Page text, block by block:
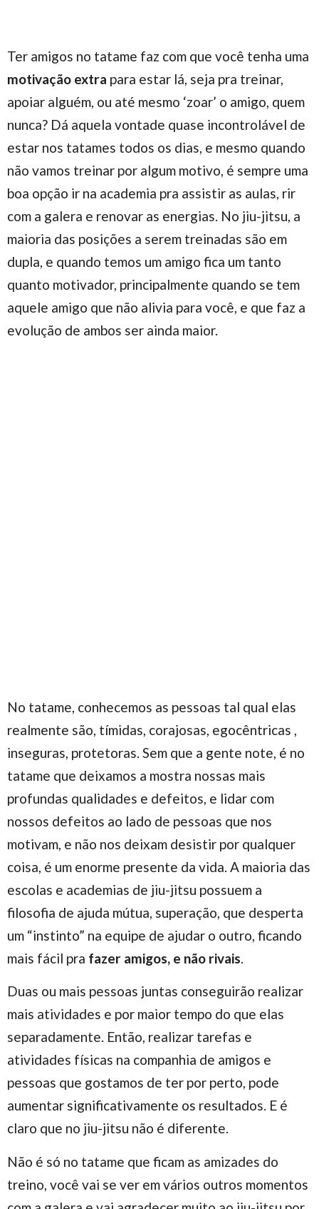
Ter amigos no tatame faz com que você tenha uma
motivação extra para estar lá, seja pra treinar,
apoiar alguém, ou até mesmo ‘zoar’ o amigo, quem
nunca? Dá aquela vontade quase incontrolável de
estar nos tatames todos os dias, e mesmo quando
não vamos treinar por algum motivo, é sempre uma
boa opção ir na academia pra assistir as aulas, rir
com a galera e renovar as energias. No jiu-jitsu, a
maioria das posições a serem treinadas são em
dupla, e quando temos um amigo fica um tanto
quanto motivador, principalmente quando se tem
aquele amigo que não alivia para você, e que faz a
evolução de ambos ser ainda maior.
No tatame, conhecemos as pessoas tal qual elas
realmente são, tímidas, corajosas, egocêntricas ,
inseguras, protetoras. Sem que a gente note, é no
tatame que deixamos a mostra nossas mais
profundas qualidades e defeitos, e lidar com
nossos defeitos ao lado de pessoas que nos
motivam, e não nos deixam desistir por qualquer
coisa, é um enorme presente da vida. A maioria das
escolas e academias de jiu-jitsu possuem a
filosofia de ajuda mútua, superação, que desperta
um “instinto” na equipe de ajudar o outro, ficando
mais fácil pra fazer amigos, e não rivais.
Duas ou mais pessoas juntas conseguirão realizar
mais atividades e por maior tempo do que elas
separadamente. Então, realizar tarefas e
atividades físicas na companhia de amigos e
pessoas que gostamos de ter por perto, pode
aumentar significativamente os resultados. E é
claro que no jiu-jitsu não é diferente.
Não é só no tatame que ficam as amizades do
treino, você vai se ver em vários outros momentos